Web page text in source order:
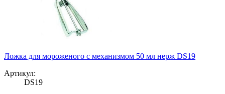
Ложка для мороженого с механизмом 50 мл нерж DS19
Артикул:
DS19